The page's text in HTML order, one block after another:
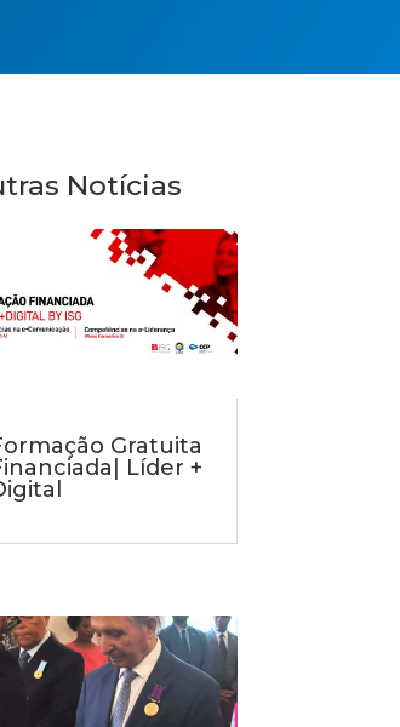
Notícias
Gratuita
Líder +